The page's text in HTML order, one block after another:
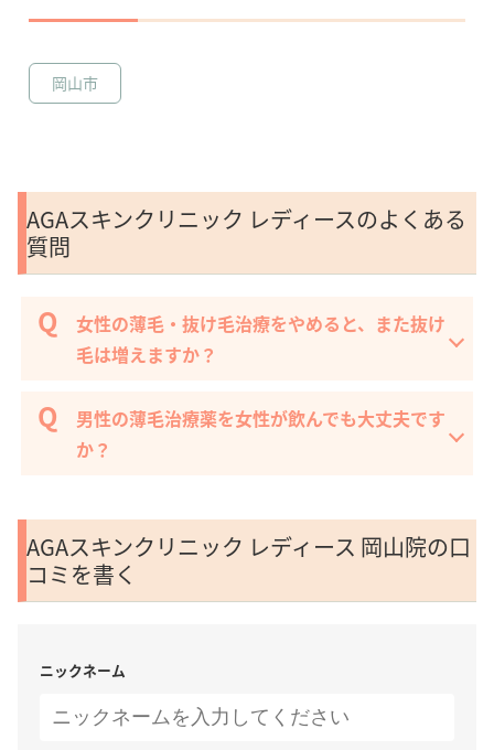
岡山市
AGAスキンクリニック レディースのよくある
質問
女性の薄毛・抜け毛治療をやめると、また抜け
毛は増えますか？
男性の薄毛治療薬を女性が飲んでも大丈夫です
か？
AGAスキンクリニック レディース 岡山院の口
コミを書く
ニックネーム